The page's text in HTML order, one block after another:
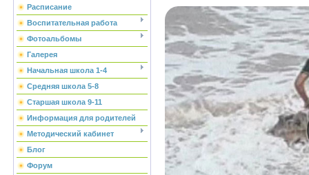
Расписание
Воспитательная работа
Фотоальбомы
Галерея
Начальная школа 1-4
Средняя школа 5-8
Старшая школа 9-11
Информация для родителей
Методический кабинет
Блог
Форум